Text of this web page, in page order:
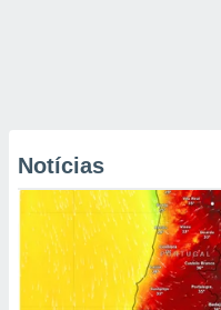
Notícias